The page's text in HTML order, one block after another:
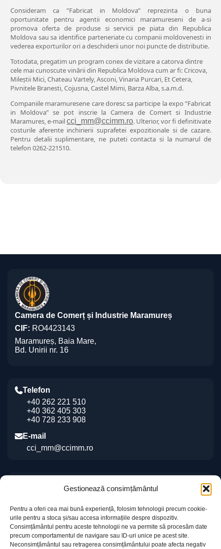
Gestionează consimțământul
Pentru a oferi cea mai bună experiență, folosim tehnologii precum cookie-
urile pentru a stoca și/sau accesa informațiile despre dispozitiv.
Consimțământul pentru aceste tehnologii ne va permite să procesăm date
precum comportamentul de navigare sau ID-uri unice pe acest site.
Neconsimțământul sau retragerea consimțământului poate afecta negativ
Consideram ca ”Fabricat in Moldova” reprezinta o buna
oportunitate pentru agentii economici maramureseni de a-si
promova oferta de produse si servicii pe piata din Republica
Moldova sau sa identifice parteneriate cu companii moldovenesti in
vederea exporturilor ori a deschiderii unor noi puncte de distributie.
Totodata, pregatim un program conex de vizitare a catorva dintre
cele mai cunoscute vinării din Republica Moldova cum ar fi: Cricova,
Mileștii Mici, Chateau Vartely, Asconi, Vinaria Purcari, Et Cetera,
Pivnitele Branesti, Cojusna, Castel Mimi, Barza Alba, s.a.m.d.
Companiile maramuresene care doresc sa participe la expo ”Fabricat
in Moldova” se pot inscrie la Camera de Comert si Industrie
Maramures, e-mailcci_mm@ccimm.ro. Ulterior, vor fi definitivate
costurile aferente inchirierii suprafetei expozitionale si de cazare.
Pentru detalii suplimentare, ne puteti contacta si la numarul de
telefon 0262-221510.
Camera de Comerț și Industrie Maramureș
CIF: RO4423143
Maramureș, Baia Mare,
Bd. Unirii nr. 16
Telefon
+40 262 221 510
+40 362 405 303
+40 728 233 908
E-mail
cci_mm@ccimm.ro
Indicații de orientare
Centrul de Instruire și Marketing al CCI Maramureș
„Gheorghe Marcaș”